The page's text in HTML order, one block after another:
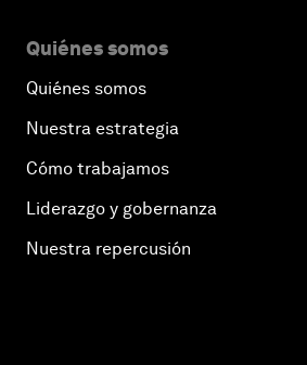
Quiénes somos
Quiénes somos
Nuestra estrategia
Cómo trabajamos
Liderazgo y gobernanza
Nuestra repercusión